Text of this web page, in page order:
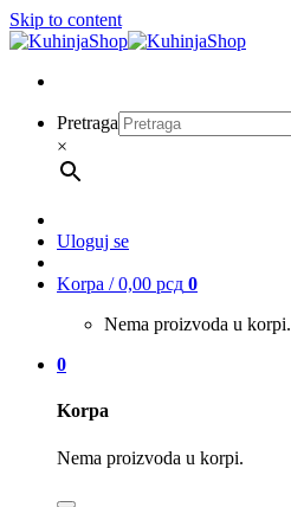
Skip to content
Pretraga
×
Uloguj se
Korpa /0,00 рсд 0
Nema proizvoda u korpi.
0
Korpa
Nema proizvoda u korpi.